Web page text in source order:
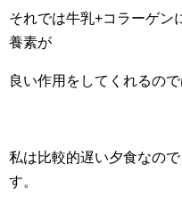
それでは牛乳+コラーゲン
養素が
良い作用をしてくれるの
私は比較的遅い夕食なの
す。